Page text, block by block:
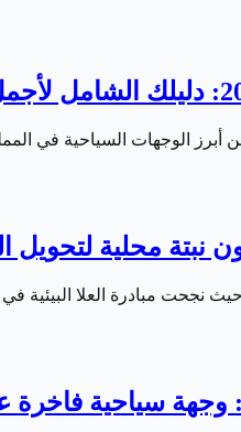
في المملكة العربية السعودية خلال عام 2026،
نبتة محلية
حيث نجحت مبادرة العلا
وجهة سياحية فاخرة